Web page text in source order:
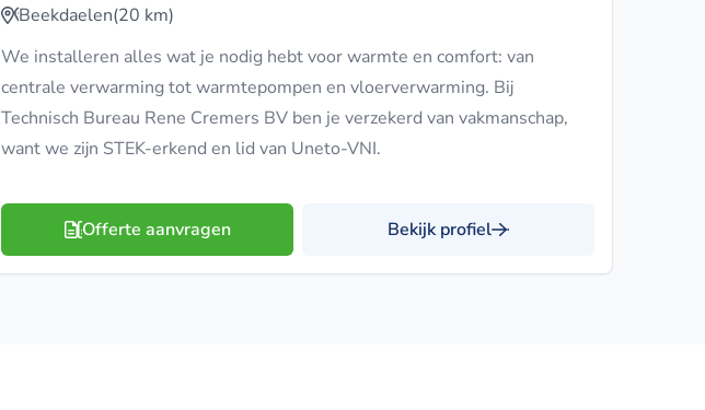
Beekdaelen(20 km)
We installeren alles wat je nodig hebt voor warmte en comfort: van
centrale verwarming tot warmtepompen en vloerverwarming. Bij
Technisch Bureau Rene Cremers BV ben je verzekerd van vakmanschap,
want we zijn STEK-erkend en lid van Uneto-VNI.
Offerte aanvragen Bekijk profiel